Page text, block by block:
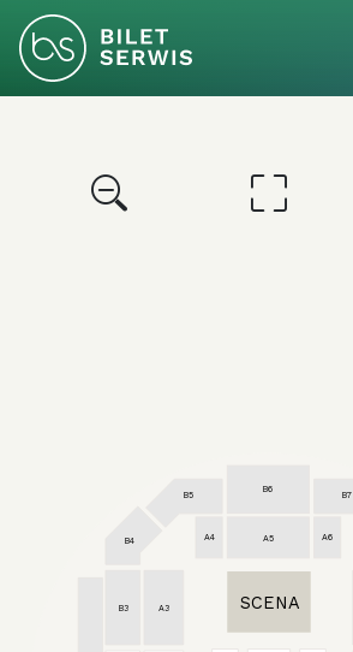
SCENA
A3
B3
B4
B5
A4 A5 A6
B6
B7